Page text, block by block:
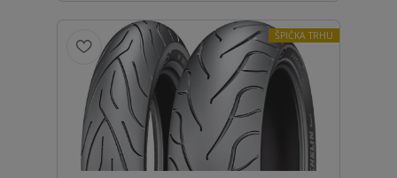
ŠPIČKA TRHU